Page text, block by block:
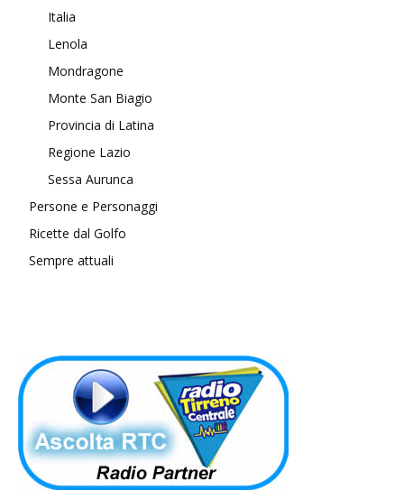
Italia
Lenola
Mondragone
Monte San Biagio
Provincia di Latina
Regione Lazio
Sessa Aurunca
Persone e Personaggi
Ricette dal Golfo
Sempre attuali